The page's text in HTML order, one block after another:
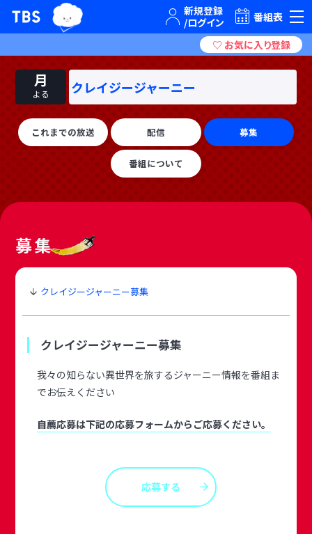
TBSテレビ｜ときめくときを。 番組表
月
よる クレイジージャーニー
これまでの放送 配信 募集
番組について
募集
クレイジージャーニー募集
クレイジージャーニー募集
我々の知らない異世界を旅するジャーニー情報を番組ま
でお伝えください
自薦応募は下記の応募フォームからご応募ください。
応募する